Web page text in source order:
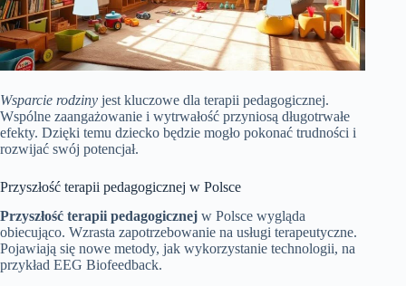
Wsparcie rodziny jest kluczowe dla terapii pedagogicznej.
Wspólne zaangażowanie i wytrwałość przyniosą długotrwałe
efekty. Dzięki temu dziecko będzie mogło pokonać trudności i
rozwijać swój potencjał.
Przyszłość terapii pedagogicznej w Polsce
Przyszłość terapii pedagogicznej w Polsce wygląda
obiecująco. Wzrasta zapotrzebowanie na usługi terapeutyczne.
Pojawiają się nowe metody, jak wykorzystanie technologii, na
przykład EEG Biofeedback.